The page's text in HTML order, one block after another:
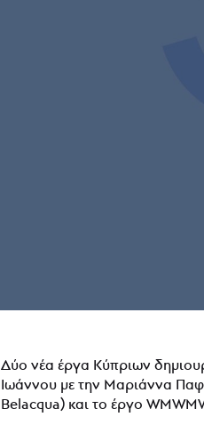
Δύο νέα έργα Κύπριων
Ιωάννου με την Μαριάννα
Belacqua) και το έργο